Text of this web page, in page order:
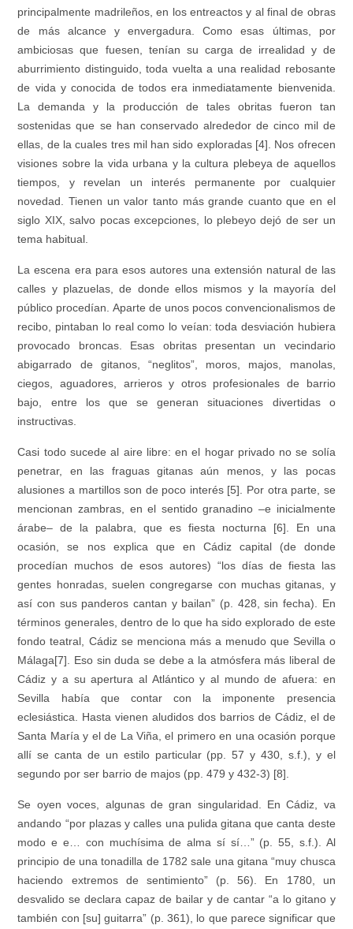
principalmente madrileños, en los entreactos y al final de obras
de más alcance y envergadura. Como esas últimas, por
ambiciosas que fuesen, tenían su carga de irrealidad y de
aburrimiento distinguido, toda vuelta a una realidad rebosante
de vida y conocida de todos era inmediatamente bienvenida.
La demanda y la producción de tales obritas fueron tan
sostenidas que se han conservado alrededor de cinco mil de
ellas, de la cuales tres mil han sido exploradas [4]. Nos ofrecen
visiones sobre la vida urbana y la cultura plebeya de aquellos
tiempos, y revelan un interés permanente por cualquier
novedad. Tienen un valor tanto más grande cuanto que en el
siglo XIX, salvo pocas excepciones, lo plebeyo dejó de ser un
tema habitual.
La escena era para esos autores una extensión natural de las
calles y plazuelas, de donde ellos mismos y la mayoría del
público procedían. Aparte de unos pocos convencionalismos de
recibo, pintaban lo real como lo veían: toda desviación hubiera
provocado broncas. Esas obritas presentan un vecindario
abigarrado de gitanos, “neglitos”, moros, majos, manolas,
ciegos, aguadores, arrieros y otros profesionales de barrio
bajo, entre los que se generan situaciones divertidas o
instructivas.
Casi todo sucede al aire libre: en el hogar privado no se solía
penetrar, en las fraguas gitanas aún menos, y las pocas
alusiones a martillos son de poco interés [5]. Por otra parte, se
mencionan zambras, en el sentido granadino –e inicialmente
árabe– de la palabra, que es fiesta nocturna [6]. En una
ocasión, se nos explica que en Cádiz capital (de donde
procedían muchos de esos autores) “los días de fiesta las
gentes honradas, suelen congregarse con muchas gitanas, y
así con sus panderos cantan y bailan” (p. 428, sin fecha). En
términos generales, dentro de lo que ha sido explorado de este
fondo teatral, Cádiz se menciona más a menudo que Sevilla o
Málaga[7]. Eso sin duda se debe a la atmósfera más liberal de
Cádiz y a su apertura al Atlántico y al mundo de afuera: en
Sevilla había que contar con la imponente presencia
eclesiástica. Hasta vienen aludidos dos barrios de Cádiz, el de
Santa María y el de La Viña, el primero en una ocasión porque
allí se canta de un estilo particular (pp. 57 y 430, s.f.), y el
segundo por ser barrio de majos (pp. 479 y 432-3) [8].
Se oyen voces, algunas de gran singularidad. En Cádiz, va
andando “por plazas y calles una pulida gitana que canta deste
modo e e… con muchísima de alma sí sí…” (p. 55, s.f.). Al
principio de una tonadilla de 1782 sale una gitana “muy chusca
haciendo extremos de sentimiento” (p. 56). En 1780, un
desvalido se declara capaz de bailar y de cantar “a lo gitano y
también con [su] guitarra” (p. 361), lo que parece significar que